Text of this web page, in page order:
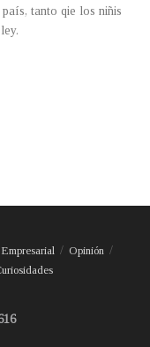
tanto qie los niñis
Empresarial
Opinión